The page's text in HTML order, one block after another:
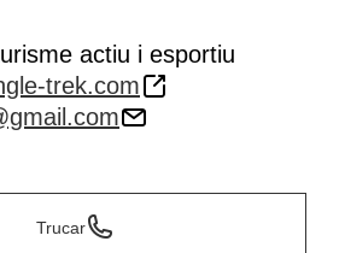
actiu i esportiu
trek.com
Trucar